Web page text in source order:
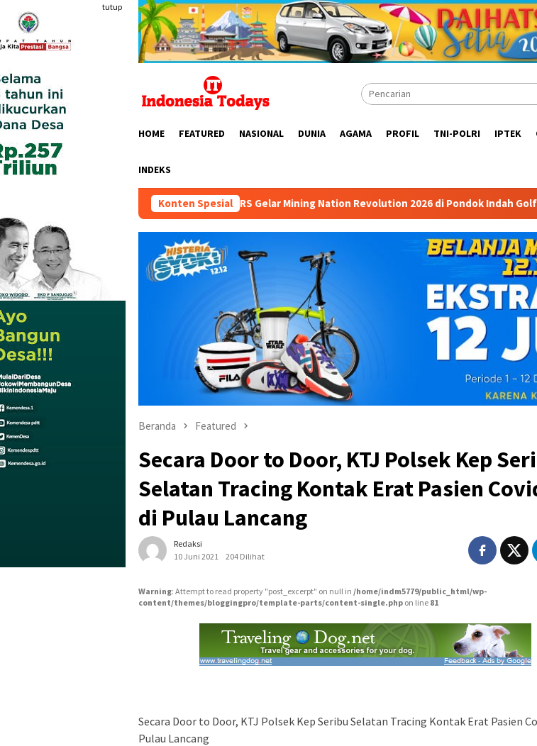
konten
tutup
HOME FEATURED NASIONAL DUNIA AGAMA PROFIL TNI-POLRI IPTEK
INDEKS
Konten Spesial
HIPMI MINERS Gelar Mining Nation Revolution 2026 di Pondok Indah Golf Course Ballroom:
Beranda Featured
Secara Door to Door, KTJ Polsek Kep
Selatan Tracing Kontak Erat Pasien
di Pulau Lancang
Redaksi
10 Juni 2021
204 Dilihat
Warning: Attempt to read property "post_excerpt" on null in /home/indm5779/public_html/wp-
content/themes/bloggingpro/template-parts/content-single.php on line 81
Secara Door to Door, KTJ Polsek Kep Seribu Selatan Tracing Kontak Erat Pasien
Pulau Lancang